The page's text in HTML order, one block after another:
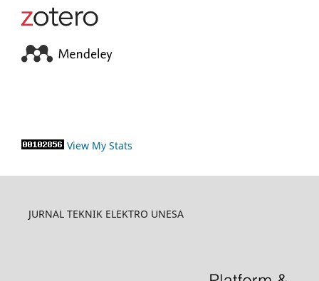
View My Stats
JURNAL TEKNIK ELEKTRO UNESA